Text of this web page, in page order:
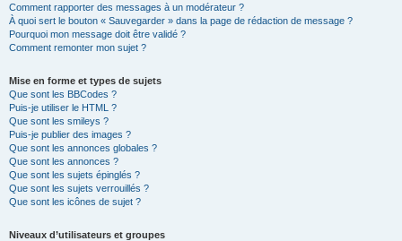
Comment rapporter des messages à un modérateur ?
À quoi sert le bouton « Sauvegarder » dans la page de rédaction de message ?
Pourquoi mon message doit être validé ?
Comment remonter mon sujet ?
Mise en forme et types de sujets
Que sont les BBCodes ?
Puis-je utiliser le HTML ?
Que sont les smileys ?
Puis-je publier des images ?
Que sont les annonces globales ?
Que sont les annonces ?
Que sont les sujets épinglés ?
Que sont les sujets verrouillés ?
Que sont les icônes de sujet ?
Niveaux d’utilisateurs et groupes